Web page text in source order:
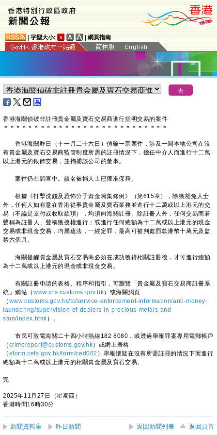
字型大小: 網頁指南
香港海關偵破非註冊貴金屬及寶石交易商進行指明交易的案件
＊ ＊ ＊ ＊ ＊ ＊ ＊ ＊ ＊ ＊ ＊ ＊ ＊ ＊ ＊ ＊ ＊ ＊ ＊ ＊ ＊ ＊ ＊ ＊ ＊ ＊ ＊
​香港海關昨日（十一月二十六日）偵破一宗案件，涉及一間本地公司在沒
有貴金屬及寶石交易商監管制度所需的註冊情況下，擔任中介人而進行十二萬
以上港元的銀飾交易，並拘捕該公司的董事。
案件仍在調查中。該名被捕人士已獲准保釋。
根據《打擊洗錢及恐怖分子資金籌集條例》（第615章），除獲豁免人士
外，任何人如有意在香港從事貴金屬及寶石業務並進行十二萬或以上港元的交
易（不論是支付或收取款項），均須向海關註冊。除註冊人外，任何交易商若
聲稱為註冊人、聲稱獲授權進行；或進行任何總額為十二萬或以上港元的現金
交易或非現金交易，均屬違法，一經定罪，最高可被判處罰款港幣十萬元及監
禁六個月。
海關提醒貴金屬及寶石交易商必須在成功獲得相關註冊後，才可進行總額
為十二萬或以上港元的現金或非現金交易。
有關註冊申請的表格、程序和指引，可瀏覽「貴金屬及寶石交易商註冊系
統」網站（ www.drs.customs.gov.hk）或海關網頁
（ www.customs.gov.hk/tc/service-enforcement-information/anti-money-
laundering/supervision-of-dealers-in-precious-metals-and-
ston/index.html ）。
市民可致電海關二十四小時熱線182 8080，或透過舉報罪案專用電郵帳戶
（ crimereport@customs.gov.hk）或網上表格
（ eform.cefs.gov.hk/form/ced002 ）舉報懷疑在沒有所需註冊的情況下而進行
總額為十二萬或以上港元的相關貴金屬及寶石交易。
完
2025年11月27日（星期四）
香港時間16時30分
新聞資料庫 昨日新聞 返回新聞列表 返回頁首